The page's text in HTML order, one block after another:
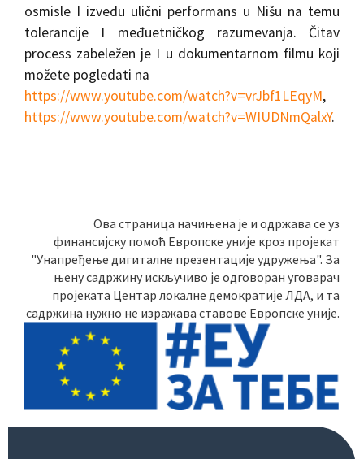
osmisle I izvedu ulični performans u Nišu na temu
tolerancije I međuetničkog razumevanja. Čitav
process zabeležen je I u dokumentarnom filmu koji
možete pogledati na
https://www.youtube.com/watch?v=vrJbf1LEqyM,
https://www.youtube.com/watch?v=WIUDNmQalxY.
Ова страница начињена је и одржава се уз
финансијску помоћ Европске уније кроз пројекат
"Унапређење дигиталне презентације удружења". За
њену садржину искључиво је одговоран уговарач
пројеката Центар локалне демократије ЛДА, и та
садржина нужно не изражава ставове Европске уније.